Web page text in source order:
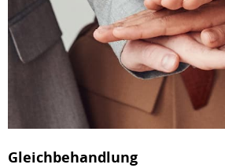
Gleichbehandlung